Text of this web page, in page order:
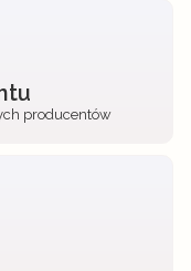
producentów